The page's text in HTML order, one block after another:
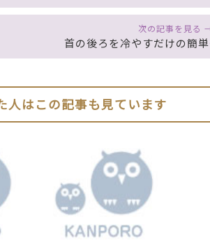
首の後ろを冷やすだけの簡
人はこの記事も見ています